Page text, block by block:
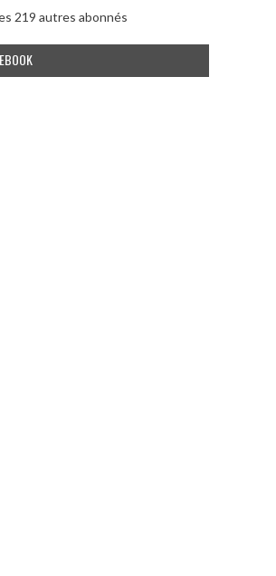
219 autres abonnés